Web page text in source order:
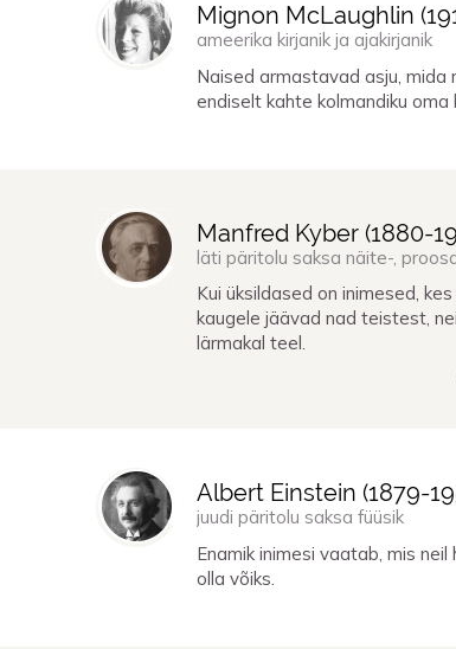
Mignon McLaughlin (
ameerika kirjanik ja ajakirjanik
Naised armastavad asju, mida
endiselt kahte kolmandiku oma
Manfred Kyber (1880-
läti päritolu saksa näite-,
Kui üksildased on inimesed,
kaugele jäävad nad teistest,
lärmakal teel.
Albert Einstein (1879-
juudi päritolu saksa füüsik
Enamik inimesi vaatab, mis
olla võiks.